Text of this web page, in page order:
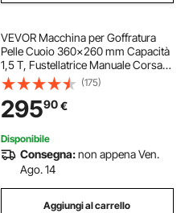
VEVOR Macchina per Goffratura
Pelle Cuoio 360x260 mm Capacità
1,5 T, Fustellatrice Manuale Corsa
Regolabile 12 mm Perforatrice
Goffratura Manuale per Pelle Carta
Espanso Plastica Gomma Vari
Materiali
(175)
29590€
Disponibile
Consegna:non appena Ven.
Ago. 14
Aggiungi al carrello